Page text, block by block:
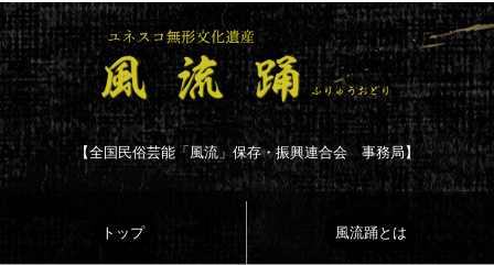
【全国民俗芸能「風流」保存・振興連合会 事務局】
トップ 風流踊とは